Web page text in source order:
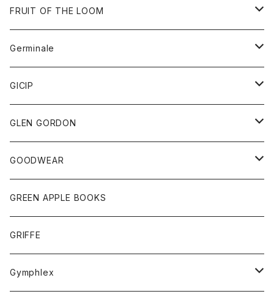
Tシャツ
ボトム
バッグ
サングラス
FRUIT OF THE LOOM
アウター
パーカー
グッズ
ネクタイ
チーフ
トップス
シャツ
タンクトップ
ボトム
ショートパンツ
スカート
レディース
スカート
Tシャツ
Germinale
靴
サンダル
GICIP
トップス
Tシャツ
GLEN GORDON
グッズ
手袋
GOODWEAR
トップス
Tシャツ
GREEN APPLE BOOKS
GRIFFE
Gymphlex